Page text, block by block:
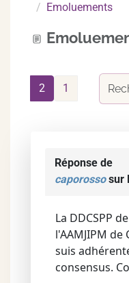
Emoluements
1
2
Réponse de
caporossosur
La DDCSPP
l'AAMJIPM
suis
consensus.